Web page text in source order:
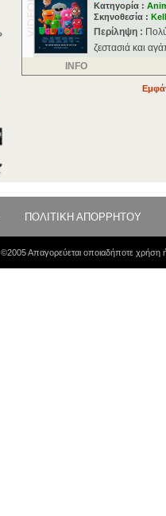
Κατηγορία :
Σκηνοθεσία :
Περίληψη :
ζεστασιά και
INFO
ΠΟΛΙΤΙΚΗ ΑΠΟΡΡΗΤΟΥ
©2005 Απαγορεύεται οποιαδήποτε χρήση